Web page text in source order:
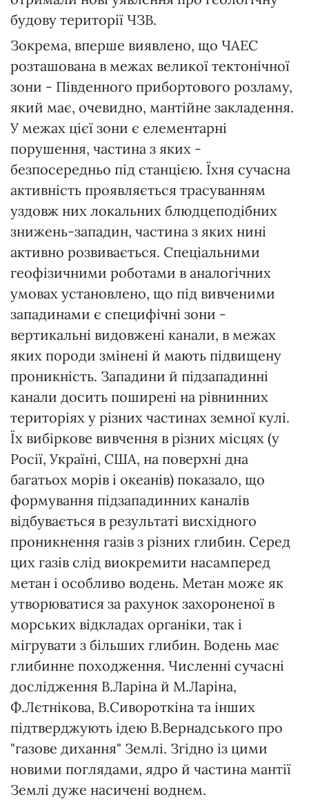
будову території ЧЗВ.
Зокрема, вперше виявлено, що ЧАЕС
розташована в межах великої тектонічної
зони - Південного прибортового розламу,
який має, очевидно, мантійне закладення.
У межах цієї зони є елементарні
порушення, частина з яких -
безпосередньо під станцією. Їхня сучасна
активність проявляється трасуванням
уздовж них локальних блюдцеподібних
знижень-западин, частина з яких нині
активно розвивається. Спеціальними
геофізичними роботами в аналогічних
умовах установлено, що під вивченими
западинами є специфічні зони -
вертикальні видовжені канали, в межах
яких породи змінені й мають підвищену
проникність. Западини й підзападинні
канали досить поширені на рівнинних
територіях у різних частинах земної кулі.
Їх вибіркове вивчення в різних місцях (у
Росії, Україні, США, на поверхні дна
багатьох морів і океанів) показало, що
формування підзападинних каналів
відбувається в результаті висхідного
проникнення газів з різних глибин. Серед
цих газів слід виокремити насамперед
метан і особливо водень. Метан може як
утворюватися за рахунок захороненої в
морських відкладах органіки, так і
мігрувати з більших глибин. Водень має
глибинне походження. Численні сучасні
дослідження В.Ларіна й М.Ларіна,
Ф.Лєтнікова, В.Сивороткіна та інших
підтверджують ідею В.Вернадського про
"газове дихання" Землі. Згідно із цими
новими поглядами, ядро й частина мантії
Землі дуже насичені воднем.